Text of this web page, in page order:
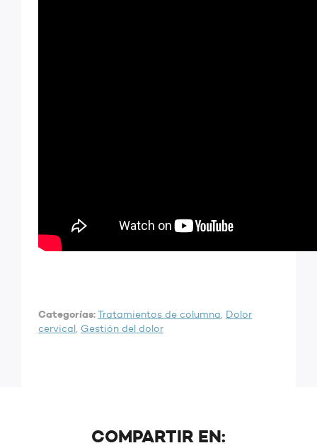
Categorías:Tratamientos de columna, Dolor
cervical, Gestión del dolor
COMPARTIR EN: